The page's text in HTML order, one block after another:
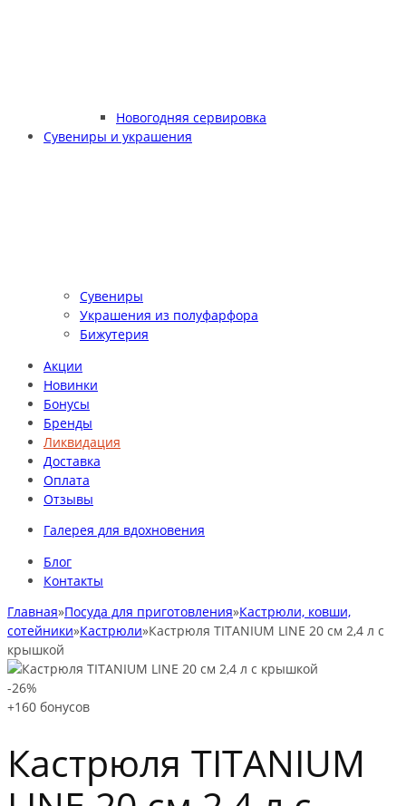
Новогодняя сервировка
Сувениры и украшения
Сувениры
Украшения из полуфарфора
Бижутерия
Акции
Новинки
Бонусы
Бренды
Ликвидация
Доставка
Оплата
Отзывы
Галерея для вдохновения
Блог
Контакты
Главная»Посуда для приготовления»Кастрюли, ковши,
сотейники»Кастрюли»Кастрюля TITANIUM LINE 20 см 2,4 л с
крышкой
-26%
+160 бонусов
Кастрюля TITANIUM